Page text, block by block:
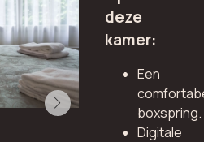
deze
kamer:
Een
boxspring.
Digitale